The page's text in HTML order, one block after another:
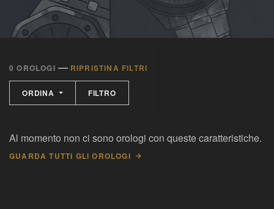
0 OROLOGI — RIPRISTINA FILTRI
ORDINA FILTRO
Al momento non ci sono orologi con queste caratteristiche.
GUARDA TUTTI GLI OROLOGI